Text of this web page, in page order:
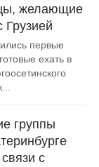
желающие
Грузией
первые
ехать в
группы
с